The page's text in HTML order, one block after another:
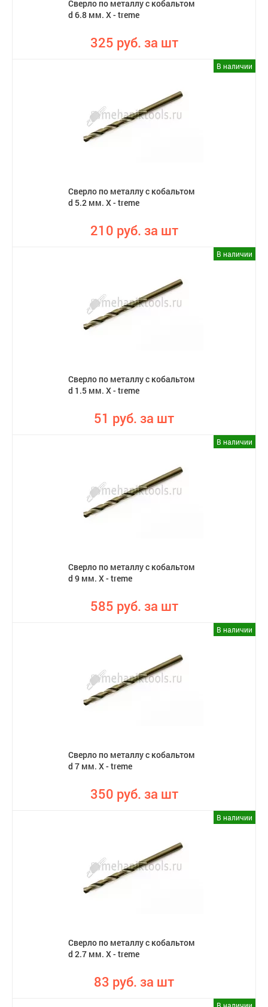
Сверло по металлу с кобальтом
d 6.8 мм. X - treme
325 руб. за шт
В наличии
Сверло по металлу с кобальтом
d 5.2 мм. X - treme
210 руб. за шт
В наличии
Сверло по металлу с кобальтом
d 1.5 мм. X - treme
51 руб. за шт
В наличии
Сверло по металлу с кобальтом
d 9 мм. X - treme
585 руб. за шт
В наличии
Сверло по металлу с кобальтом
d 7 мм. X - treme
350 руб. за шт
В наличии
Сверло по металлу с кобальтом
d 2.7 мм. X - treme
83 руб. за шт